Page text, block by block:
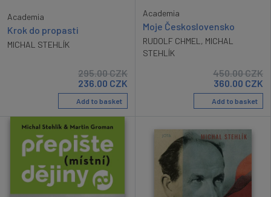
Academia
Krok do propasti
MICHAL STEHLÍK
295.00CZK
236.00 CZK
Add to basket
Academia
Moje Československo
RUDOLF CHMEL , MICHAL
STEHLÍK
450.00CZK
360.00 CZK
Add to basket